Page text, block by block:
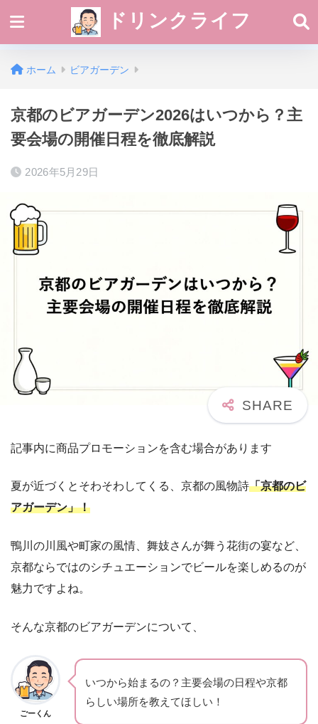
ドリンクライフ
ホーム ビアガーデン
京都のビアガーデン2026はいつから？主
要会場の開催日程を徹底解説
2026年5月29日
記事内に商品プロモーションを含む場合があります
夏が近づくとそわそわしてくる、京都の風物詩「京都のビ
アガーデン」！
鴨川の川風や町家の風情、舞妓さんが舞う花街の宴など、
京都ならではのシチュエーションでビールを楽しめるのが
魅力ですよね。
そんな京都のビアガーデンについて、
ごーくん
いつから始まるの？主要会場の日程や京都
らしい場所を教えてほしい！